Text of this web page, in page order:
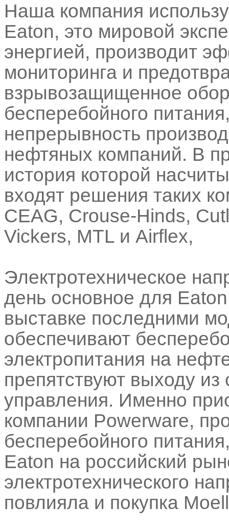
Наша компания
Eaton, это мировой
энергией, производит
мониторинга и
взрывозащищенное
бесперебойного
непрерывность
нефтяных компаний. В
история которой
входят решения таких
CEAG, Crouse-Hinds,
Vickers, MTL и Airflex,
Электротехническое
день основное для
выставке последними
обеспечивают
электропитания на
препятствуют выходу
управления. Именно
компании Powerware,
бесперебойного
Eaton на российский
электротехнического
повлияла и покупка